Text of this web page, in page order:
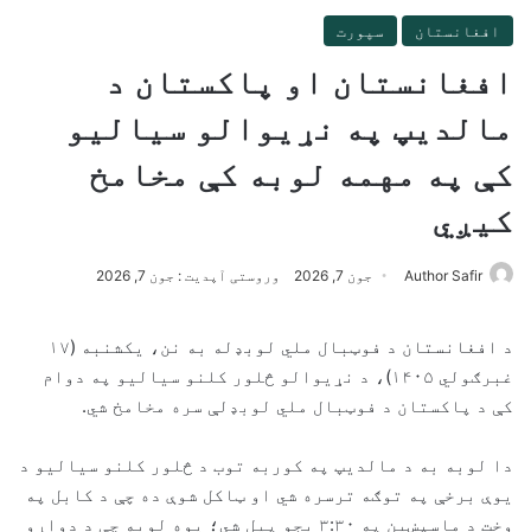
افغانستان سپورت
افغانستان او پاکستان د
مالدیپ په نړیوالو سیالیو
کې په مهمه لوبه کې مخامخ
کیږي
Author Safir جون 7, 2026 وروستی آپدیت : جون 7, 2026
د افغانستان د فوټبال ملي لوبډله به نن، یکشنبه (۱۷
غبرګولي ۱۴۰۵)، د نړیوالو څلور کلنو سیالیو په دوام
کې د پاکستان د فوټبال ملي لوبډلې سره مخامخ شي.
دا لوبه به د مالدیپ په کوربه توب د څلور کلنو سیالیو د
یوې برخې په توګه ترسره شي او ټاکل شوې ده چې د کابل په
وخت د ماسپښین په ۳:۳۰ بجو پیل شي؛ یوه لوبه چې د دواړو